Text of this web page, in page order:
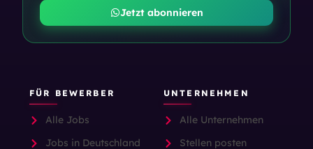
Jetzt abonnieren
FÜR BEWERBER
Alle Jobs
Jobs in Deutschland
UNTERNEHMEN
Alle Unternehmen
Stellen posten